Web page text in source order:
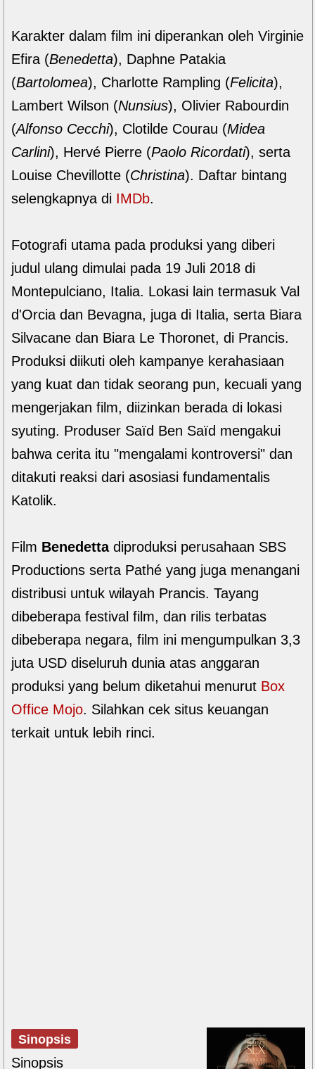
Karakter dalam film ini diperankan oleh Virginie
Efira (Benedetta), Daphne Patakia
(Bartolomea), Charlotte Rampling (Felicita),
Lambert Wilson (Nunsius), Olivier Rabourdin
(Alfonso Cecchi), Clotilde Courau (Midea
Carlini), Hervé Pierre (Paolo Ricordati), serta
Louise Chevillotte (Christina). Daftar bintang
selengkapnya di IMDb.
Fotografi utama pada produksi yang diberi
judul ulang dimulai pada 19 Juli 2018 di
Montepulciano, Italia. Lokasi lain termasuk Val
d'Orcia dan Bevagna, juga di Italia, serta Biara
Silvacane dan Biara Le Thoronet, di Prancis.
Produksi diikuti oleh kampanye kerahasiaan
yang kuat dan tidak seorang pun, kecuali yang
mengerjakan film, diizinkan berada di lokasi
syuting. Produser Saïd Ben Saïd mengakui
bahwa cerita itu "mengalami kontroversi" dan
ditakuti reaksi dari asosiasi fundamentalis
Katolik.
Film Benedettadiproduksi perusahaan SBS
Productions serta Pathé yang juga menangani
distribusi untuk wilayah Prancis. Tayang
dibeberapa festival film, dan rilis terbatas
dibeberapa negara, film ini mengumpulkan 3,3
juta USD diseluruh dunia atas anggaran
produksi yang belum diketahui menurut Box
Office Mojo. Silahkan cek situs keuangan
terkait untuk lebih rinci.
Sinopsis
Sinopsis